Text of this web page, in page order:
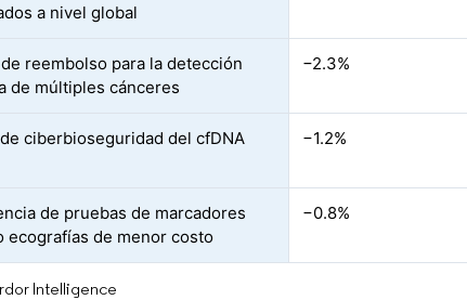
a nivel global
reembolso para la detección
de múltiples cánceres
−2.3%
ciberbioseguridad del cfDNA −1.2%
de pruebas de marcadores
ecografías de menor costo
−0.8%
Intelligence